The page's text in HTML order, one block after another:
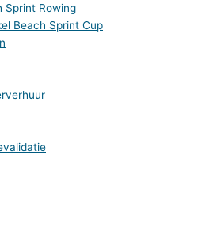
Sprint Rowing
Beach Sprint Cup